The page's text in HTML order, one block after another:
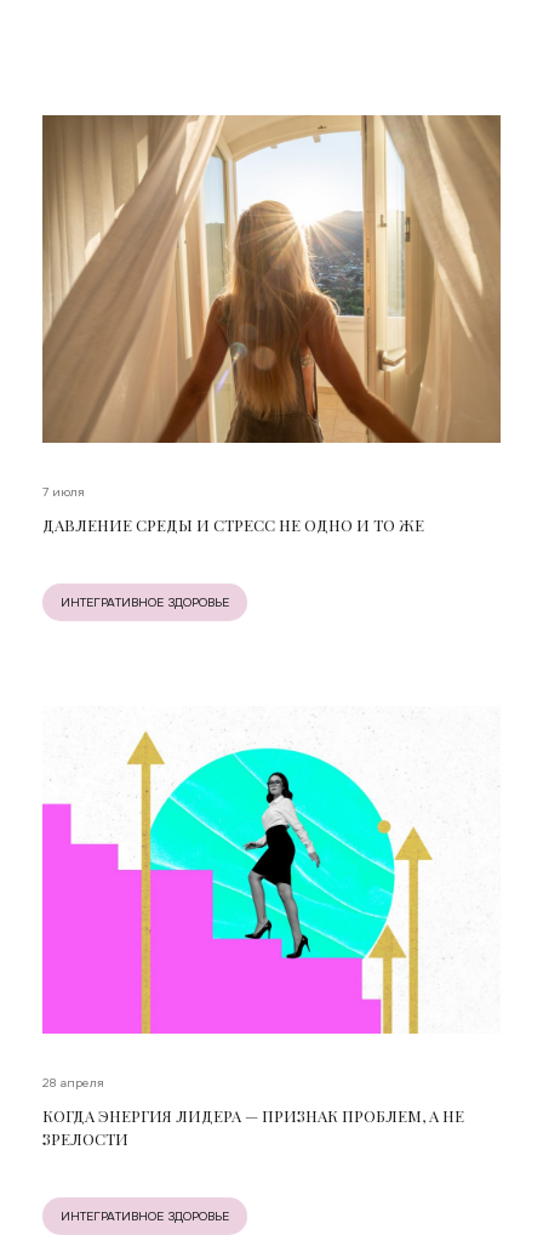
7 июля
ДАВЛЕНИЕ СРЕДЫ И СТРЕСС НЕ ОДНО И ТО ЖЕ
ИНТЕГРАТИВНОЕ ЗДОРОВЬЕ
28 апреля
КОГДА ЭНЕРГИЯ ЛИДЕРА — ПРИЗНАК ПРОБЛЕМ, А НЕ
ЗРЕЛОСТИ
ИНТЕГРАТИВНОЕ ЗДОРОВЬЕ